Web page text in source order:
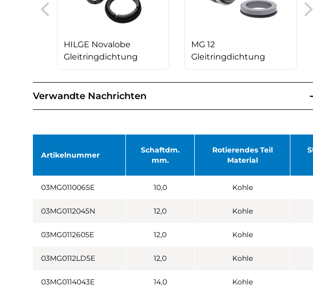
HILGE Novalobe
Gleitringdichtung
MG 12
Gleitringdichtung
Verwandte Nachrichten
Artikelnummer
Schaftdm.
mm.
Rotierendes Teil
Material
03MG0110065E 10,0 Kohle
03MG0112045N 12,0 Kohle
03MG0112605E 12,0 Kohle
03MG0112LD5E 12,0 Kohle
03MG0114043E 14,0 Kohle